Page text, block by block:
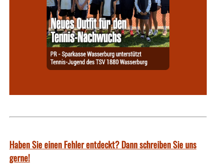
Haben Sie einen Fehler entdeckt? Dann schreiben Sie uns
gerne!